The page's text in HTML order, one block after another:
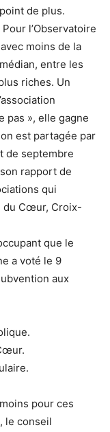
de plus.
l’Observatoire
moins de la
entre les
riches. Un
pas », elle gagne
est partagée par
de septembre
rapport de
qui
du Cœur, Croix-
que le
a voté le 9
aux
pour ces
le conseil